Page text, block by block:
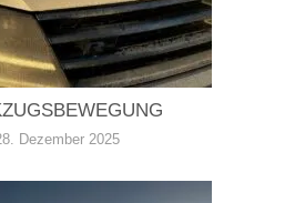
Dezember 2025